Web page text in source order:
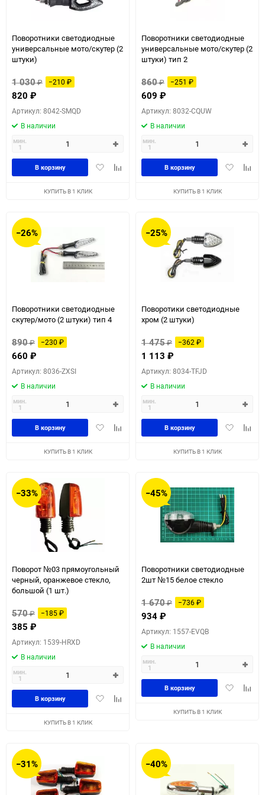
Поворотники светодиодные
универсальные мото/скутер (2
штуки)
1 030₽ −210 ₽
820 ₽
Артикул: 8042-SMQD
В наличии
мин.
1
ДобавитьДобавить
В корзину
КУПИТЬ В 1 КЛИК
Поворотники светодиодные
универсальные мото/скутер (2
штуки) тип 2
860₽ −251 ₽
609 ₽
Артикул: 8032-CQUW
В наличии
мин.
1
Добавить
В корзину
КУПИТЬ В 1 КЛИК
−26%
Поворотники светодиодные
скутер/мото (2 штуки) тип 4
890₽ −230 ₽
660 ₽
Артикул: 8036-ZXSI
В наличии
мин.
1
ДобавитьДобавить
В корзину
КУПИТЬ В 1 КЛИК
−25%
Поворотики светодиодные
хром (2 штуки)
1 475₽ −362 ₽
1 113 ₽
Артикул: 8034-TFJD
В наличии
мин.
1
Добавить
В корзину
КУПИТЬ В 1 КЛИК
−33%
Поворот №03 прямоугольный
черный, оранжевое стекло,
большой (1 шт.)
570₽ −185₽
385 ₽
Артикул: 1539-HRXD
В наличии
мин.
1
ДобавитьДобавить
В корзину
КУПИТЬ В 1 КЛИК
−45%
Поворотники светодиодные
2шт №15 белое стекло
1 670₽ −736₽
934 ₽
Артикул: 1557-EVQB
В наличии
мин.
1
Добавить
В корзину
КУПИТЬ В 1 КЛИК
−31% −40%